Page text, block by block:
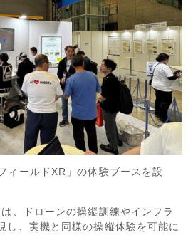
ィールドXR」の体験ブースを設
、ドローンの操縦訓練やインフラ
し、実機と同様の操縦体験を可能に